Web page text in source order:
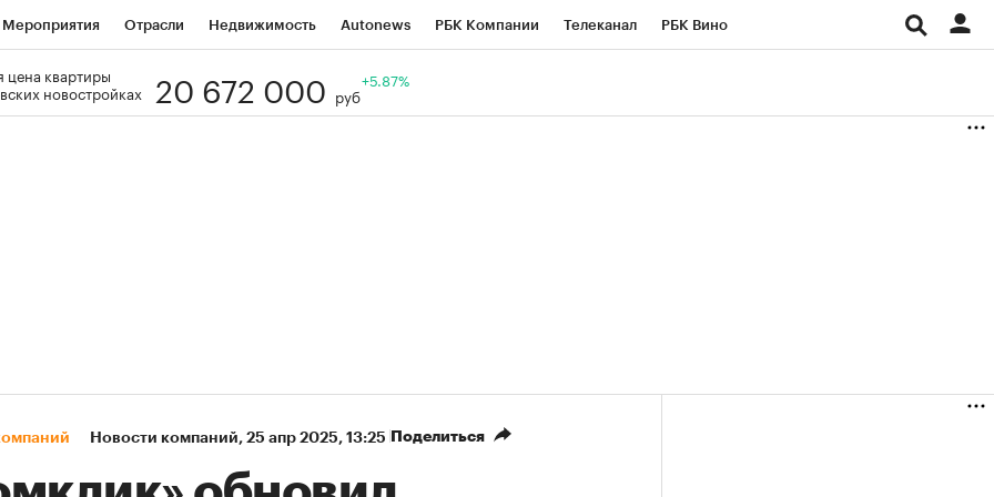
Мероприятия Отрасли Недвижимость Autonews РБК Компании Телеканал РБК Вино
Визионеры
цена квартиры
новостройках
20 672 000 руб
+5.87%
Новости компаний⁠, 25 апр 2025, 13:25 Поделиться